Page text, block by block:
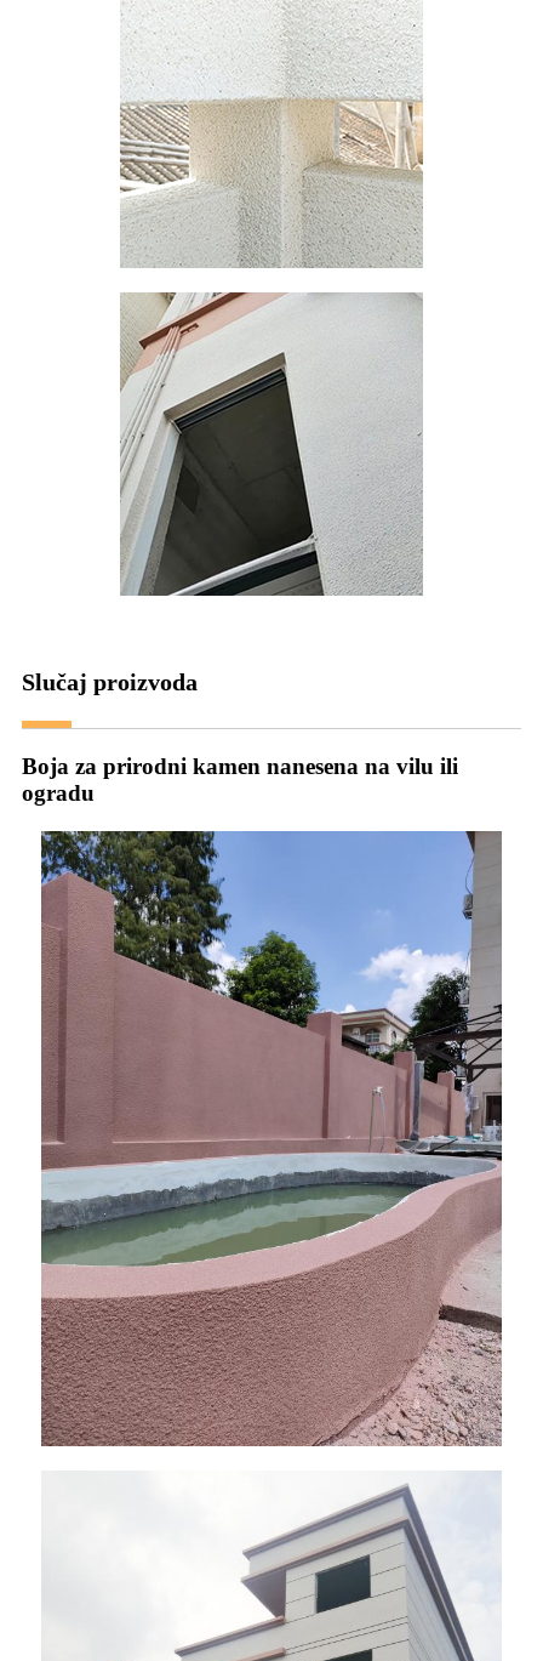
Slučaj proizvoda
Boja za prirodni kamen nanesena na vilu ili
ogradu